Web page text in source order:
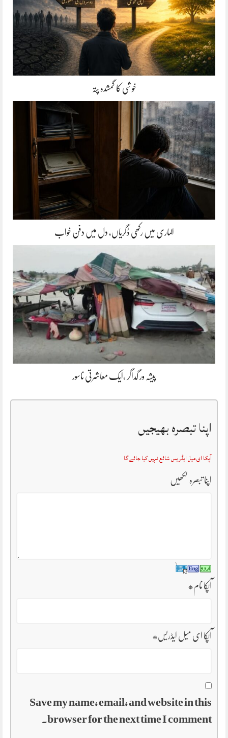
خوشی کا گمشدہ پتہ
الماری میں رکھی ڈگریاں، دل میں دفن خواب
پیشہ ور گداگر ،ایک معاشرتی ناسور
اپنا تبصرہ بھیجیں
آپکا ای میل ایڈریس شائع نہیں کیا جائے گا
اپنا تبصرہ لکھیں
آپکا نام*
آپکا ای میل ایڈریس*
Save my name, email, and website in this
browser for the next time I comment.